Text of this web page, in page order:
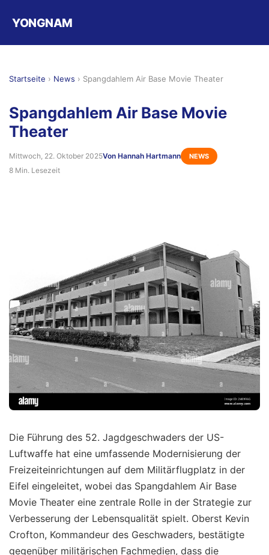
YONGNAM
Startseite › News › Spangdahlem Air Base Movie Theater
Spangdahlem Air Base Movie
Theater
Mittwoch, 22. Oktober 2025Von Hannah Hartmann NEWS
8 Min. Lesezeit
Die Führung des 52. Jagdgeschwaders der US-
Luftwaffe hat eine umfassende Modernisierung der
Freizeiteinrichtungen auf dem Militärflugplatz in der
Eifel eingeleitet, wobei das Spangdahlem Air Base
Movie Theater eine zentrale Rolle in der Strategie zur
Verbesserung der Lebensqualität spielt. Oberst Kevin
Crofton, Kommandeur des Geschwaders, bestätigte
gegenüber militärischen Fachmedien, dass die